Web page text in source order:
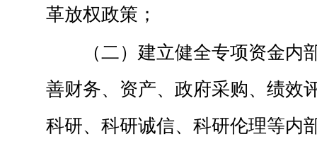
革放权政策；
（二）建立健全专项资金内
善财务、资产、政府采购、绩效
科研、科研诚信、科研伦理等内